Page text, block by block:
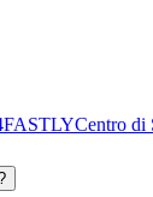
Centro di